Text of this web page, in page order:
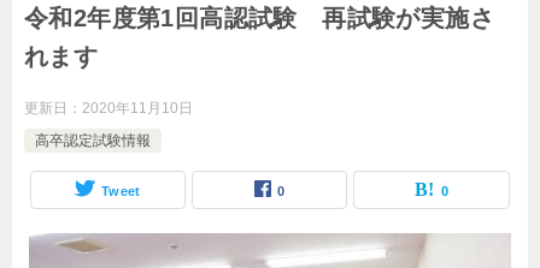
令和2年度第1回高認試験 再試験が実施さ
れます
更新日： 2020年11月10日
高卒認定試験情報
Tweet 0 0